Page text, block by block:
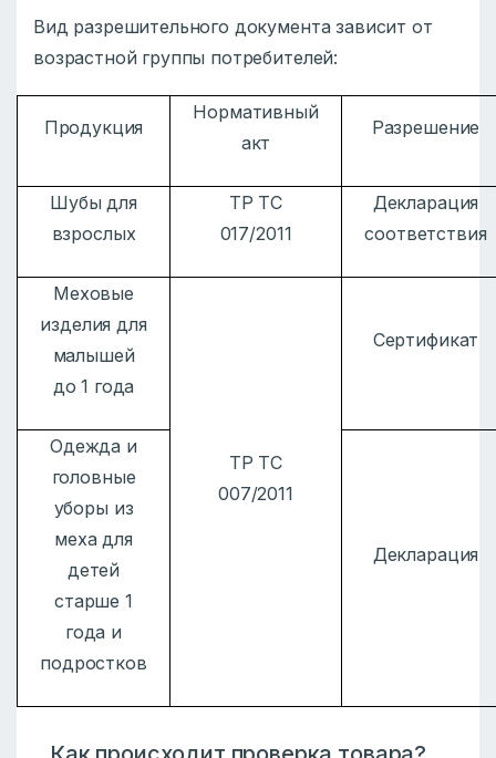
Вид разрешительного документа зависит от
возрастной группы потребителей:
Продукция
Нормативный
акт
Разрешение
Шубы для
взрослых
ТР ТС
017/2011
Декларация
соответствия
Меховые
изделия для
малышей
до 1 года
ТР ТС
007/2011
Сертификат
Одежда и
головные
уборы из
меха для
детей
старше 1
года и
подростков
Декларация